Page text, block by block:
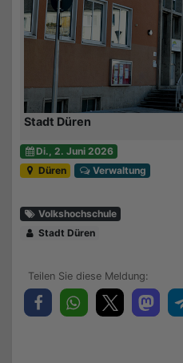
Stadt Düren
Di., 2. Juni 2026
Düren
Verwaltung
Volkshochschule
Stadt Düren